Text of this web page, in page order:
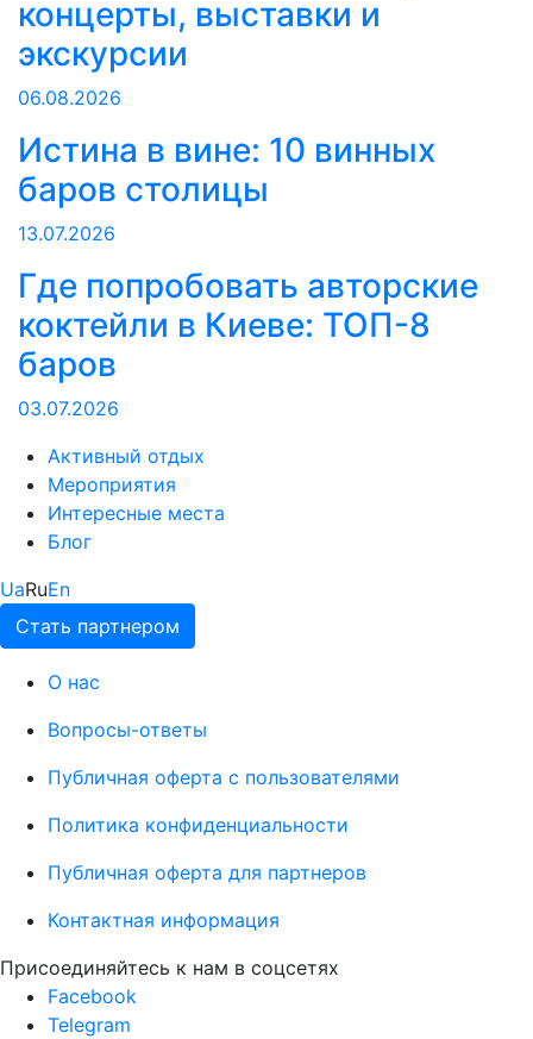
концерты, выставки и
экскурсии
06.08.2026
Истина в вине: 10 винных
баров столицы
13.07.2026
Где попробовать авторские
коктейли в Киеве: ТОП-8
баров
03.07.2026
Активный отдых
Мероприятия
Интересные места
Блог
UaRuEn
Стать партнером
О нас
Вопросы-ответы
Публичная оферта с пользователями
Политика конфиденциальности
Публичная оферта для партнеров
Контактная информация
Присоединяйтесь к нам в соцсетях
Facebook
Telegram